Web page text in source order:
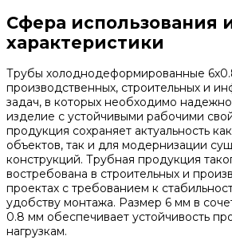
Сфера использования
характеристики
Трубы холоднодеформированные
производственных, строительных и
задач, в которых необходимо
изделие с устойчивыми рабочими
продукция сохраняет актуальность
объектов, так и для модернизации
конструкций. Трубная продукция
востребована в строительных и
проектах с требованием к
удобству монтажа. Размер 6 мм в
0.8 мм обеспечивает устойчивость
нагрузкам.